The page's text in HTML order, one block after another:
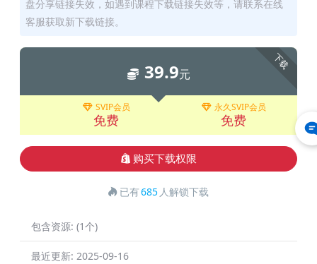
盘分享链接失效，如遇到课程下载链接失效等，请联系在线
客服获取新下载链接。
下载
39.9元
SVIP会员
免费
永久SVIP会员
免费
购买下载权限
已有685 人解锁下载
包含资源: (1个)
最近更新: 2025-09-16